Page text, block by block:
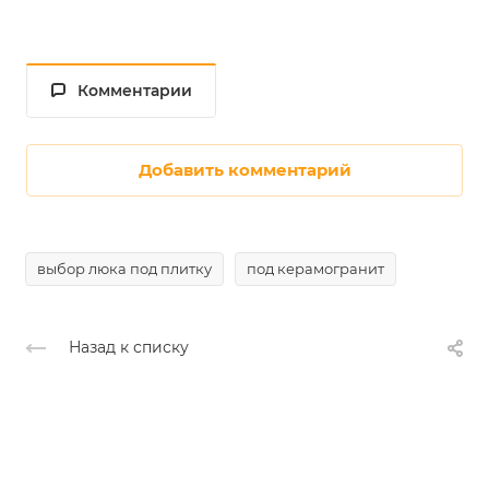
Комментарии
Добавить комментарий
выбор люка под плитку под керамогранит
Назад к списку